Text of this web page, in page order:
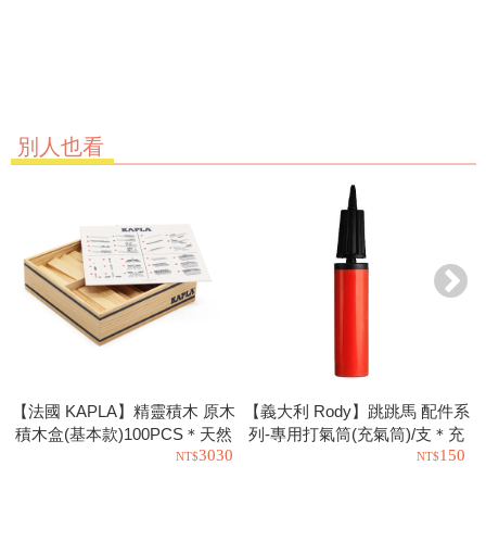
別人也看
【法國 KAPLA】精靈積木 原木
積木盒(基本款)100PCS＊天然
松木益智操作幼教積木3030
【義大利 Rody】跳跳馬 配件系
列-專用打氣筒(充氣筒)/支＊充
氣工具.充氣球.玩具也可以使用
150